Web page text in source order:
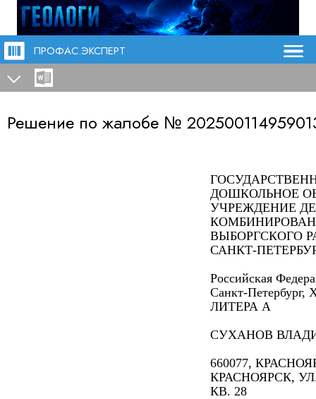
ПРОФАС.ЭКСПЕРТ
Решение по жалобе №
ДОШКОЛЬНОЕ
УЧРЕЖДЕНИЕ
ВЫБОРГСКОГО
САНКТ-
Российская
Санкт-Петербург,
ЛИТЕРА А
СУХАНОВ
660077,
КРАСНОЯРСК,
КВ. 28